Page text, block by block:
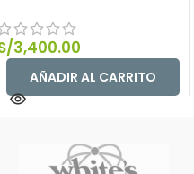
3,400.00
AÑADIR AL CARRITO